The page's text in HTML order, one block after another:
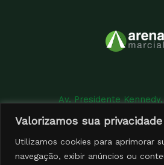
Valorizamos sua privacidade
Utilizamos cookies para aprimorar
navegação, exibir anúncios ou
Av. Presidente
+55 11 9 7405